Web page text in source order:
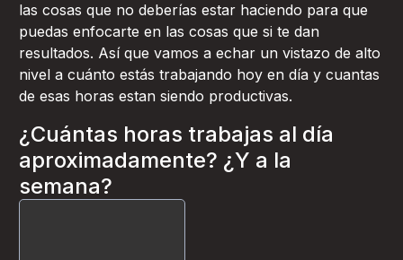
las cosas que no deberías estar haciendo para que
puedas enfocarte en las cosas que si te dan
resultados. Así que vamos a echar un vistazo de alto
nivel a cuánto estás trabajando hoy en día y cuantas
de esas horas estan siendo productivas.
¿Cuántas horas trabajas al día
aproximadamente? ¿Y a la
semana?